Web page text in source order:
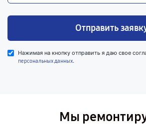
Отправить
Нажимая на кнопку отправить я даю свое
персональных данных.
Мы